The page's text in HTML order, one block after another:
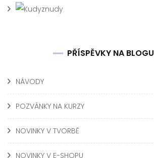
PŘÍSPĚVKY NA BLOGU
NÁVODY
POZVÁNKY NA KURZY
NOVINKY V TVORBĚ
NOVINKY V E-SHOPU